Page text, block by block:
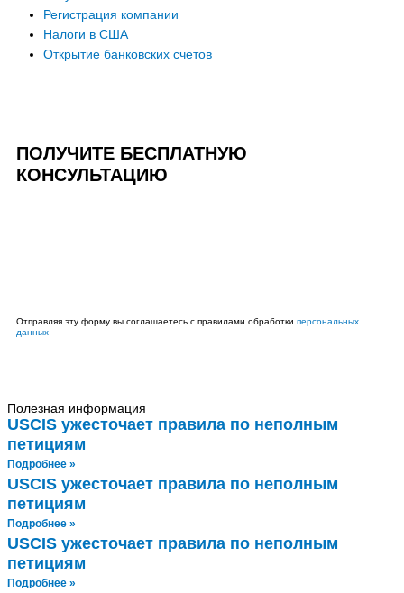
Регистрация компании
Налоги в США
Открытие банковских счетов
ПОЛУЧИТЕ БЕСПЛАТНУЮ
КОНСУЛЬТАЦИЮ
Отправляя эту форму вы соглашаетесь с правилами обработки персональных
данных
Полезная информация
USCIS ужесточает правила по неполным
петициям
Подробнее »
USCIS ужесточает правила по неполным
петициям
Подробнее »
USCIS ужесточает правила по неполным
петициям
Подробнее »